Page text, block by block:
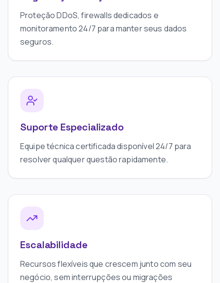
Proteção DDoS, firewalls dedicados e
monitoramento 24/7 para manter seus dados
seguros.
Suporte Especializado
Equipe técnica certificada disponível 24/7 para
resolver qualquer questão rapidamente.
Escalabilidade
Recursos flexíveis que crescem junto com seu
negócio, sem interrupções ou migrações